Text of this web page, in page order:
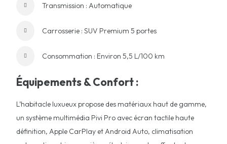
Transmission : Automatique
Carrosserie : SUV Premium 5 portes
Consommation : Environ 5,5 L/100 km
Équipements & Confort :
L’habitacle luxueux propose des matériaux haut de gamme,
un système multimédia Pivi Pro avec écran tactile haute
définition, Apple CarPlay et Android Auto, climatisation